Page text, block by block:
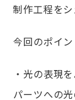
制作工程を
今回のポイン
・光の表現
パーツへの